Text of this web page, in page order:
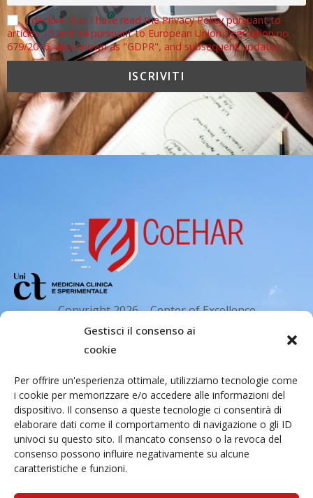
Gestisci il consenso ai
cookie
Per offrire un'esperienza ottimale, utilizziamo tecnologie come
i cookie per memorizzare e/o accedere alle informazioni del
dispositivo. Il consenso a queste tecnologie ci consentirà di
elaborare dati come il comportamento di navigazione o gli ID
univoci su questo sito. Il mancato consenso o la revoca del
consenso possono influire negativamente su alcune
caratteristiche e funzioni.
I declare that I have read the Privacy Policy pursuant to
articles 13 and 14 pursuant to European Union Regulation no.
679/2016, also known as "GDPR", and subsequent updates.
Copyright 2026 – Center of Excellence
for the acceleration of Harm Reduction.
Tutti i diritti riservati.
Indirizzo email
Via Santa Sofia 89, 95123 Catania
cr.coehar@unict.it